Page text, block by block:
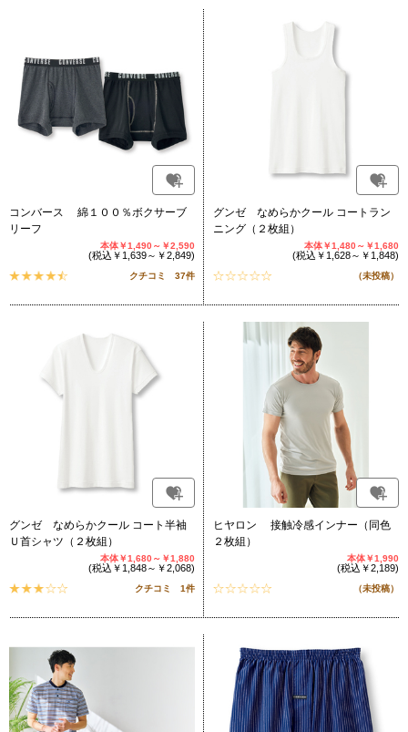
コンバース 綿１００％ボクサーブ
リーフ
本体￥1,490～￥2,590
(税込￥1,639～￥2,849)
クチコミ 37件
グンゼ なめらかクール コートラン
ニング（２枚組）
本体￥1,480～￥1,680
(税込￥1,628～￥1,848)
（未投稿）
グンゼ なめらかクール コート半袖
Ｕ首シャツ（２枚組）
本体￥1,680～￥1,880
(税込￥1,848～￥2,068)
クチコミ 1件
ヒヤロン 接触冷感インナー（同色
２枚組）
本体￥1,990
(税込￥2,189)
（未投稿）